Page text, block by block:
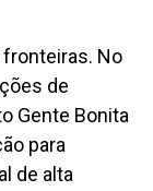
fronteiras. No
de
Gente Bonita
para
de alta